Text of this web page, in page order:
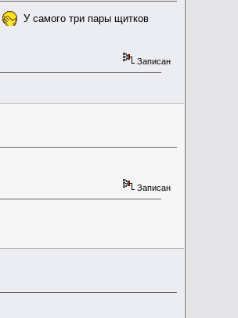
У самого три пары щитков
Записан
Записан